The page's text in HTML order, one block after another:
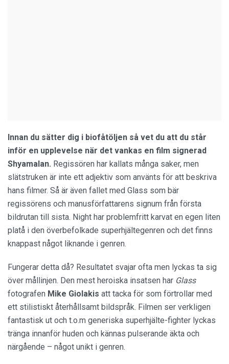
Innan du sätter dig i biofåtöljen så vet du att du står
inför en upplevelse när det vankas en film signerad
Shyamalan. Regissören har kallats många saker, men
slätstruken är inte ett adjektiv som använts för att beskriva
hans filmer. Så är även fallet med Glass som bär
regissörens och manusförfattarens signum från första
bildrutan till sista. Night har problemfritt karvat en egen liten
platå i den överbefolkade superhjältegenren och det finns
knappast något liknande i genren.
Fungerar detta då? Resultatet svajar ofta men lyckas ta sig
över mållinjen. Den mest heroiska insatsen har Glass
fotografen Mike Giolakis att tacka för som förtrollar med
ett stilistiskt återhållsamt bildspråk. Filmen ser verkligen
fantastisk ut och t.o.m generiska superhjälte-fighter lyckas
tränga innanför huden och kännas pulserande äkta och
närgående – något unikt i genren.